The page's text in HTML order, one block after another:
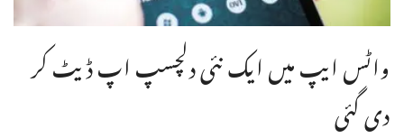
واٹس ایپ میں ایک نئی دلچسپ اپ ڈیٹ کر
دی گئی